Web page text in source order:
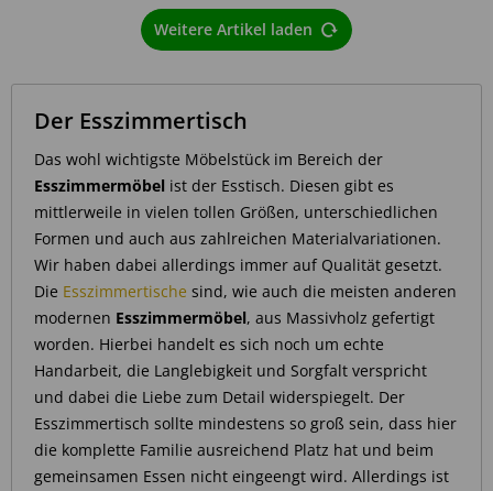
Weitere Artikel laden
Der Esszimmertisch
Das wohl wichtigste Möbelstück im Bereich der
Esszimmermöbel ist der Esstisch. Diesen gibt es
mittlerweile in vielen tollen Größen, unterschiedlichen
Formen und auch aus zahlreichen Materialvariationen.
Wir haben dabei allerdings immer auf Qualität gesetzt.
Die Esszimmertische sind, wie auch die meisten anderen
modernen Esszimmermöbel, aus Massivholz gefertigt
worden. Hierbei handelt es sich noch um echte
Handarbeit, die Langlebigkeit und Sorgfalt verspricht
und dabei die Liebe zum Detail widerspiegelt. Der
Esszimmertisch sollte mindestens so groß sein, dass hier
die komplette Familie ausreichend Platz hat und beim
gemeinsamen Essen nicht eingeengt wird. Allerdings ist